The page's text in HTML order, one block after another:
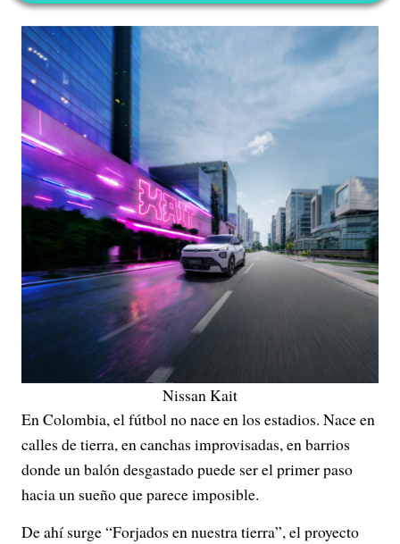
Nissan Kait
En Colombia, el fútbol no nace en los estadios. Nace en
calles de tierra, en canchas improvisadas, en barrios
donde un balón desgastado puede ser el primer paso
hacia un sueño que parece imposible.
De ahí surge “Forjados en nuestra tierra”, el proyecto